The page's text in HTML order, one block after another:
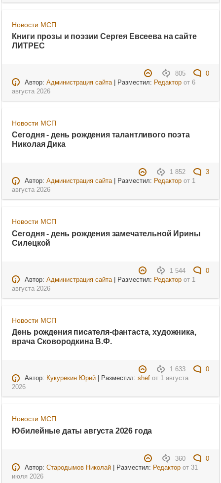
Новости МСП
Книги прозы и поэзии Сергея Евсеева на сайте
ЛИТРЕС
805
0
Автор: Администрация сайта| Разместил: Редакторот 6
августа 2026
Новости МСП
Сегодня - день рождения талантливого поэта
Николая Дика
1 852
3
Автор: Администрация сайта| Разместил: Редакторот 1
августа 2026
Новости МСП
Сегодня - день рождения замечательной Ирины
Силецкой
1 544
0
Автор: Администрация сайта| Разместил: Редакторот 1
августа 2026
Новости МСП
День рождения писателя-фантаста, художника,
врача Сковородкина В.Ф.
1 633
0
Автор: Кукурекин Юрий| Разместил: shefот 1 августа
2026
Новости МСП
Юбилейные даты августа 2026 года
360
0
Автор: Стародымов Николай| Разместил: Редакторот 31
июля 2026